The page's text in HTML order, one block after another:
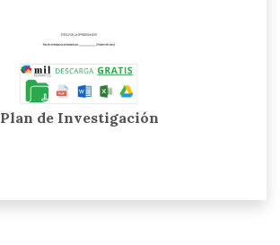
Plan de Investigación